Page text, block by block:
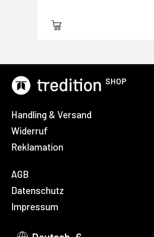
Handling & Versand
Widerruf
Reklamation
AGB
Datenschutz
Impressum